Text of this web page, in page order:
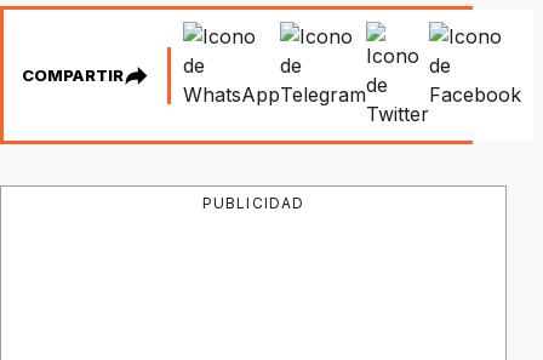
COMPARTIR
PUBLICIDAD